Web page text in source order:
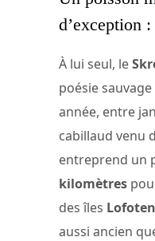
d’exception
À lui seul, le
poésie
année, entre
cabillaud venu
entreprend un
kilomètres
des îles Lofoten
aussi ancien